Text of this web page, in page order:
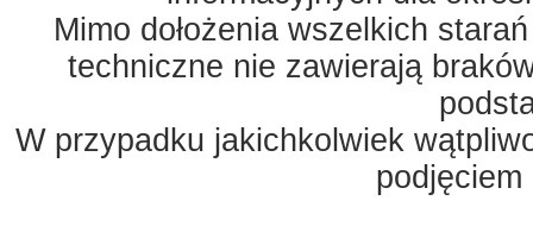
Mimo dołożenia wszelkich
techniczne nie zawierają
W przypadku jakichkolwiek